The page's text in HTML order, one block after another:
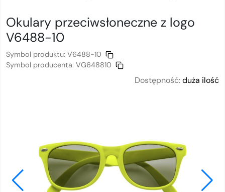
Okulary przeciwsłoneczne z logo
V6488-10
Symbol produktu: V6488-10
Symbol producenta: VG648810
Dostępność:duża ilość